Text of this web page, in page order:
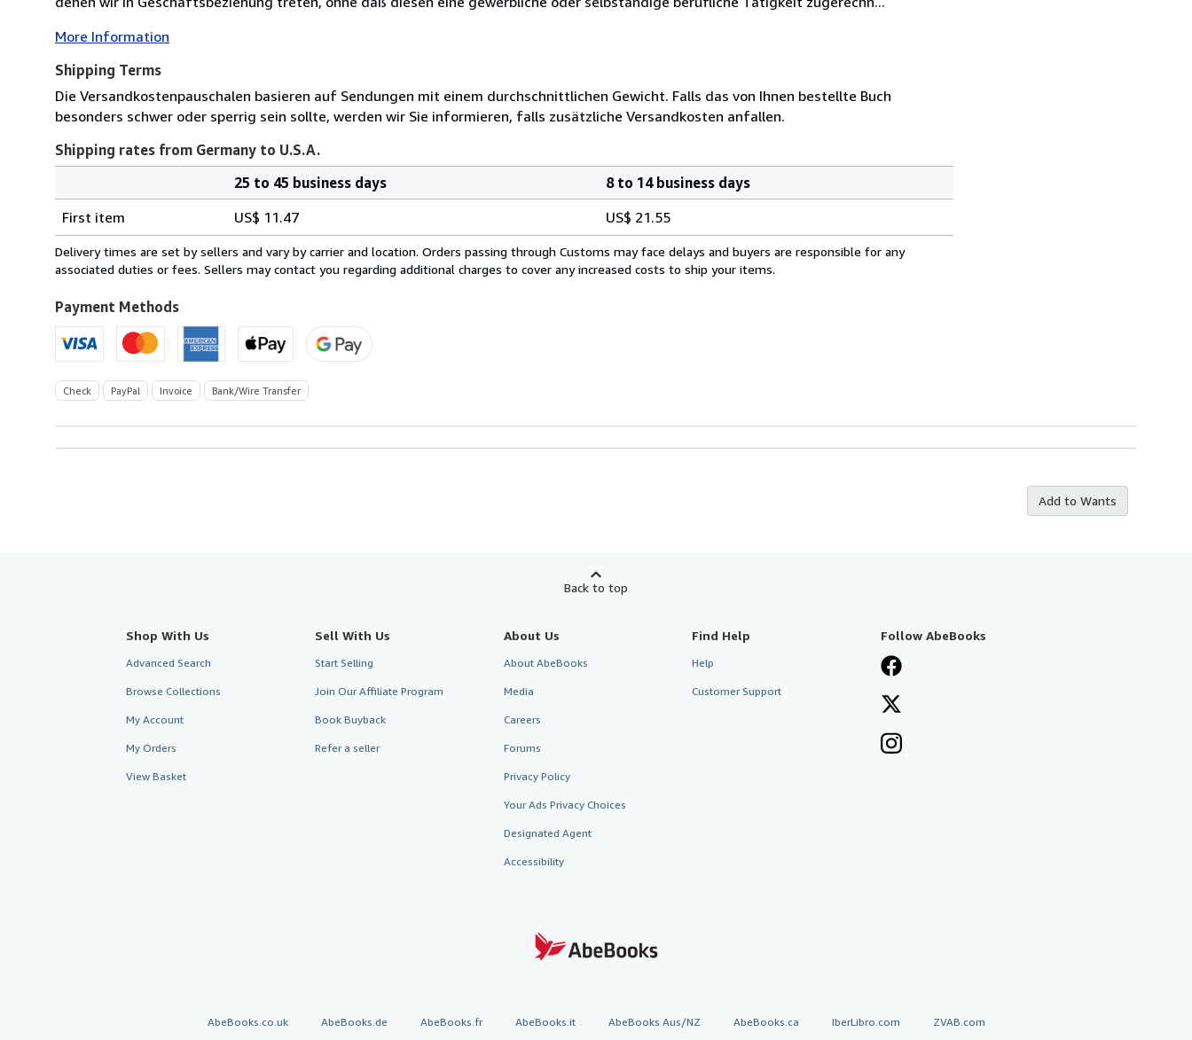
More Information
Shipping Terms
Die Versandkostenpauschalen basieren auf Sendungen mit einem durchschnittlichen Gewicht. Falls das von Ihnen bestellte Buch
besonders schwer oder sperrig sein sollte, werden wir Sie informieren, falls zusätzliche Versandkosten anfallen.
Shipping rates from Germany to U.S.A.
rates
from
Germany
U.S.A.
25 to 45 business days
8 to 14 business days
First item
US$ 11.47 US$ 21.55
Delivery times are set by sellers and vary by carrier and location. Orders passing through Customs may face delays and buyers are responsible for any
associated duties or fees. Sellers may contact you regarding additional charges to cover any increased costs to ship your items.
Payment Methods
Check PayPal Invoice Bank/Wire Transfer
Add to Wants
Back to top
Shop With Us
Advanced Search
Browse Collections
My Account
My Orders
View Basket
Sell With Us
Start Selling
Join Our Affiliate Program
Book Buyback
Refer a seller
About Us
About AbeBooks
Media
Careers
Forums
Privacy Policy
Your Ads Privacy Choices
Designated Agent
Accessibility
Find Help
Help
Customer Support
Follow AbeBooks
AbeBooks.co.uk AbeBooks.de AbeBooks.fr AbeBooks.it AbeBooks Aus/NZ AbeBooks.ca IberLibro.com ZVAB.com